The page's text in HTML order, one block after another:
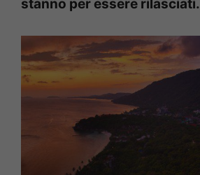
stanno per essere rilasciati.